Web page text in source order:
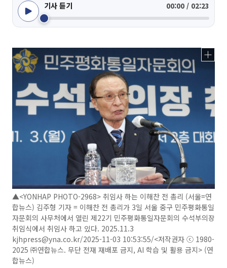
기사 듣기 00:00 / 02:23
▲<YONHAP PHOTO-2968> 취임사 하는 이해찬 전 총리 (서울=연
합뉴스) 김주형 기자 = 이해찬 전 총리가 3일 서울 중구 민주평화통일
자문회의 사무처에서 열린 제22기 민주평화통일자문회의 수석부의장
취임식에서 취임사 하고 있다. 2025.11.3
kjhpress@yna.co.kr/2025-11-03 10:53:55/<저작권자 ⓒ 1980-
2025 ㈜연합뉴스. 무단 전재 재배포 금지, AI 학습 및 활용 금지> (연
합뉴스)